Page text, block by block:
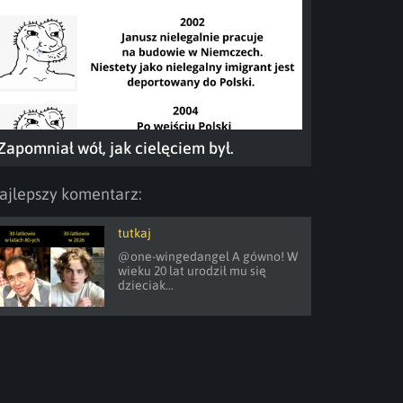
wół, jak cielęciem był.
komentarz:
tutkaj
@one-wingedangel A gówno! W
wieku 20 lat urodził mu się
dzieciak...